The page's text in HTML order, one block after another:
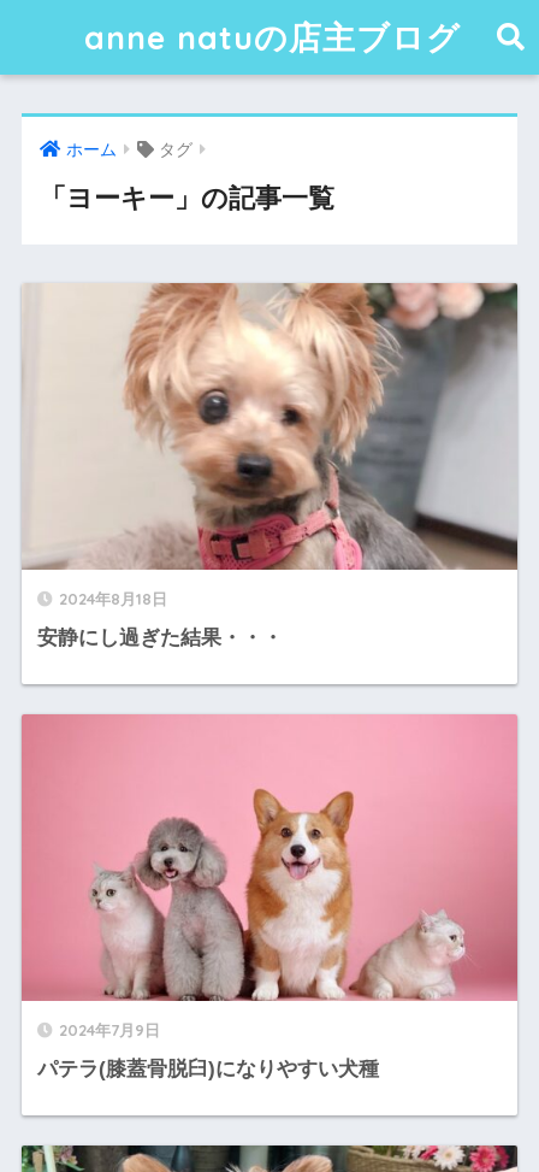
anne natuの店主ブログ
ホーム タグ
「ヨーキー」の記事一覧
2024年8月18日
安静にし過ぎた結果・・・
2024年7月9日
パテラ(膝蓋骨脱臼)になりやすい犬種